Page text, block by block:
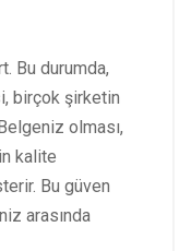
Bu durumda,
birçok şirketin
olması,
kalite
Bu güven
arasında